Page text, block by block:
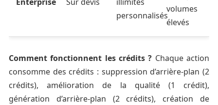
personnalisés
volumes
élevés
Comment fonctionnent les crédits ? Chaque action
consomme des crédits : suppression d’arrière-plan (2
crédits), amélioration de la qualité (1 crédit),
génération d’arrière-plan (2 crédits), création de